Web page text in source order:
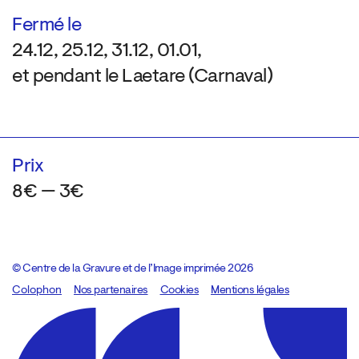
Fermé le
24.12, 25.12, 31.12, 01.01,
et pendant le Laetare (Carnaval)
Prix
8€ — 3€
© Centre de la Gravure et de l’Image imprimée 2026
Colophon
Design:Marcel Kaczmarek, code:8080.studio
Nos partenaires Cookies Mentions légales